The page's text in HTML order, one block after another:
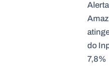
do
7,8%